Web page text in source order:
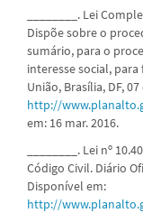
________. Lei
Dispõe sobre o
sumário, para o
interesse social,
União, Brasília, DF,
http://
em: 16 mar. 2016.
________. Lei nº
Código Civil. Diário
Disponível em:
http://